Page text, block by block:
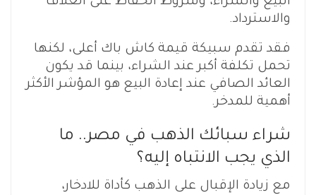
والاسترداد.
فقد تقدم سبيكة قيمة كاش باك أعلى، لكنها
تحمل تكلفة أكبر عند الشراء، بينما قد يكون
العائد الصافي عند إعادة البيع هو المؤشر الأكثر
أهمية للمدخر.
شراء سبائك الذهب في مصر.. ما
الذي يجب الانتباه إليه؟
مع زيادة الإقبال على الذهب كأداة للادخار،